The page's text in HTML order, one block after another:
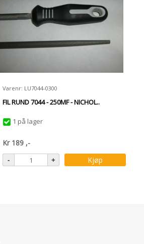
Varenr: LU7044-0300
FIL RUND 7044 - 250MF - NICHOL..
1 på lager
Kr 189 ,-
Kjøp